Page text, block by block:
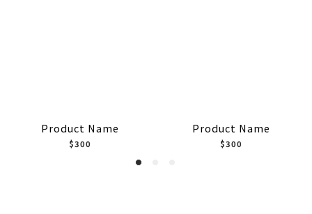
Product Name
$300
Product Name
$300